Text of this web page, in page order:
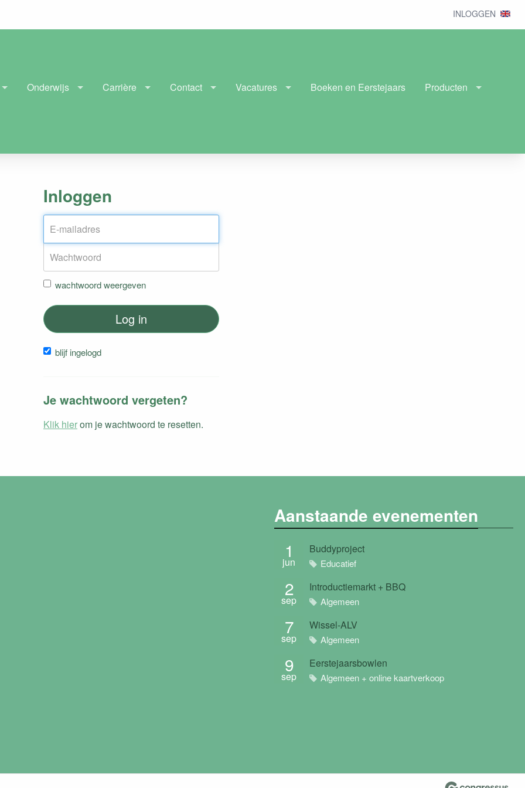
INLOGGEN
Onderwijs Carrière Contact Vacatures Boeken en Eerstejaars Producten
Inloggen
wachtwoord weergeven
Log in
blijf ingelogd
Je wachtwoord vergeten?
Klik hierom je wachtwoord te resetten.
Aanstaande evenementen
1
jun
Buddyproject
Educatief
2
sep
Introductiemarkt + BBQ
Algemeen
7
sep
Wissel-ALV
Algemeen
9
sep
Eerstejaarsbowlen
Algemeen + online kaartverkoop